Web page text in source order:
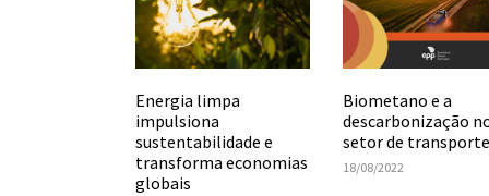
Energia limpa
impulsiona
sustentabilidade e
transforma economias
globais
Biometano e a
descarbonização
setor de
18/08/2022